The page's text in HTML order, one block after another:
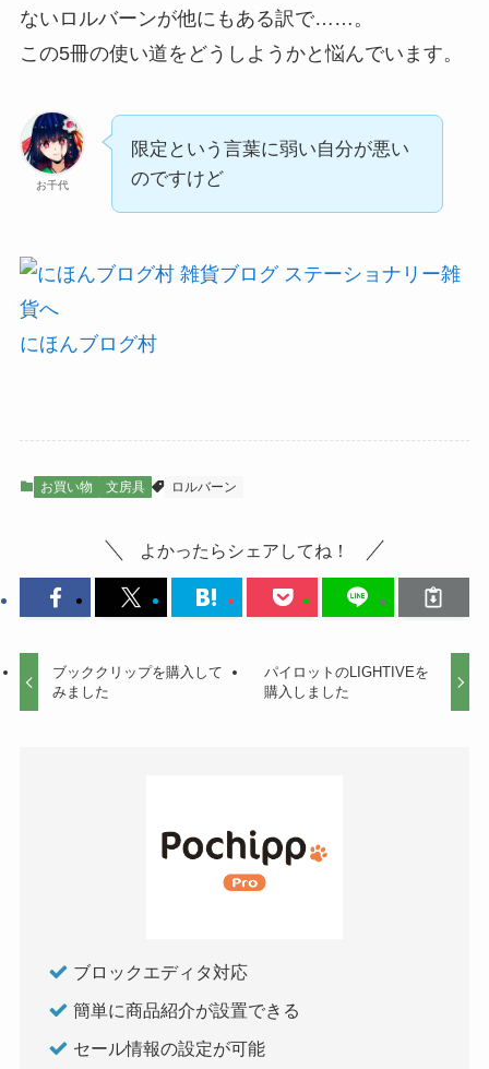
ないロルバーンが他にもある訳で……。
この5冊の使い道をどうしようかと悩んでいます。
お千代
限定という言葉に弱い自分が悪い
のですけど
にほんブログ村
お買い物 文房具 ロルバーン
よかったらシェアしてね！
ブッククリップを購入して
みました
パイロットのLIGHTIVEを
購入しました
ブロックエディタ対応
簡単に商品紹介が設置できる
セール情報の設定が可能